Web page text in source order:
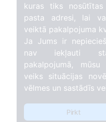
kuras tiks
pasta adresi, lai
veiktā pakalpojuma
Ja Jums ir
nav iekļauti
pakalpojumā,
veiks situācijas
vēlmes un sastādīs
Pirkt